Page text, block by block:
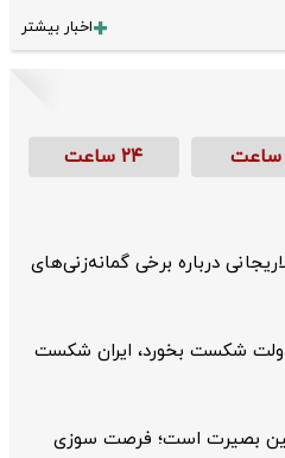
اخبار بیشتر
۲۴ ساعت
درباره برخی گمانه‌زنی‌های
شکست بخورد، ایران شکست
عین بصیرت است؛ فرصت سوزی